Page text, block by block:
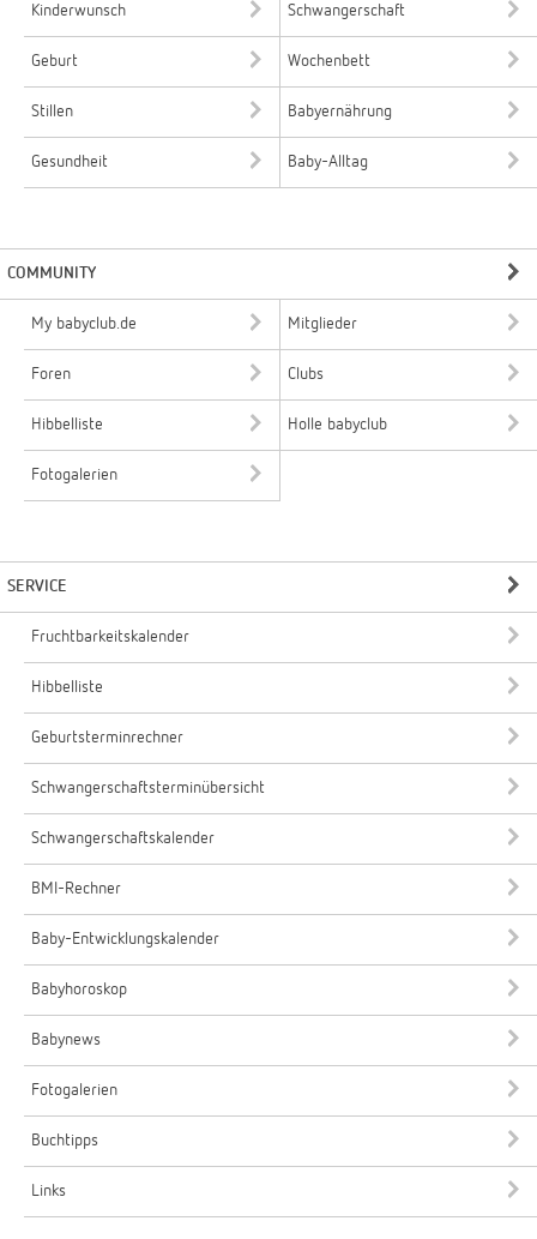
Kinderwunsch Schwangerschaft
Geburt Wochenbett
Stillen Babyernährung
Gesundheit Baby-Alltag
COMMUNITY
My babyclub.de Mitglieder
Foren Clubs
Hibbelliste Holle babyclub
Fotogalerien
SERVICE
Fruchtbarkeitskalender
Hibbelliste
Geburtsterminrechner
Schwangerschaftsterminübersicht
Schwangerschaftskalender
BMI-Rechner
Baby-Entwicklungskalender
Babyhoroskop
Babynews
Fotogalerien
Buchtipps
Links